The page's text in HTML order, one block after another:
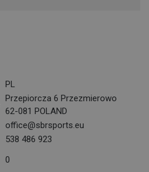
PL
Przepiorcza 6 Przezmierowo
62-081 POLAND
office@sbrsports.eu
538 486 923
0